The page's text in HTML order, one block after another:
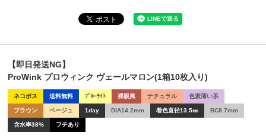
【即日発送NG】
ProWink プロウィンク ヴェールマロン(1箱10枚入り)
ネコポス 送料無料 ﾌﾞﾙｰﾗｲﾄ 裸眼風 ナチュラル 色素薄い系
ブラウン ベージュ 1day DIA14.2mm 着色直径13.5㎜ BC8.7mm
含水率38% フチあり